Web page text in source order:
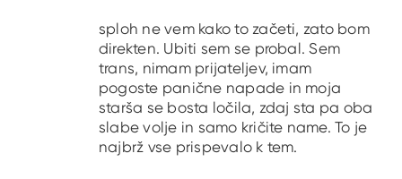
sploh ne vem kako to začeti, zato bom
direkten. Ubiti sem se probal. Sem
trans, nimam prijateljev, imam
pogoste panične napade in moja
starša se bosta ločila, zdaj sta pa oba
slabe volje in samo kričite name. To je
najbrž vse prispevalo k tem.